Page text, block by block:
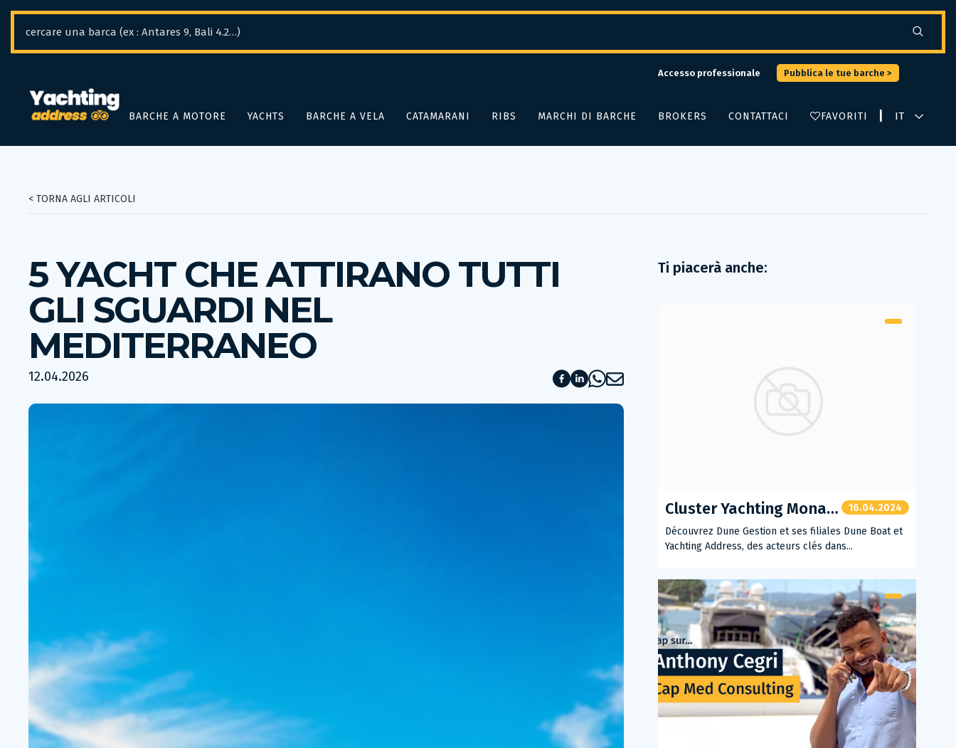
Accesso professionale Pubblica le tue barche >
BARCHE A MOTORE YACHTS BARCHE A VELA CATAMARANI RIBS MARCHI DI BARCHE BROKERS CONTATTACI FAVORITI
< TORNA AGLI ARTICOLI
5 YACHT CHE ATTIRANO TUTTI
GLI SGUARDI NEL
MEDITERRANEO
12.04.2026
Ti piacerà anche:
Cluster Yachting Monaco : Dune Boat et Yachting Address unissent leurs forces
16.04.2024
Découvrez Dune Gestion et ses filiales Dune Boat et
Yachting Address, des acteurs clés dans...
Pannello di gestione dei cookies